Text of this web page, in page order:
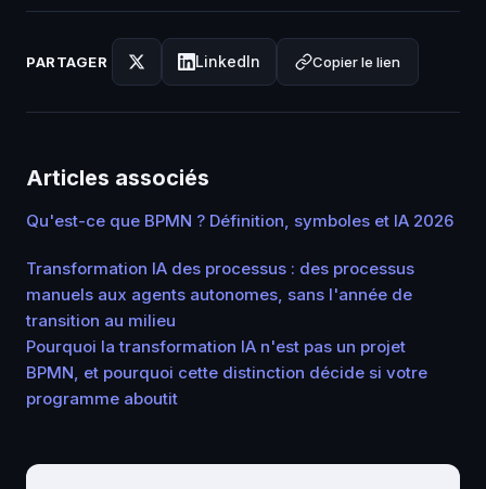
PARTAGER LinkedIn Copier le lien
Articles associés
Qu'est-ce que BPMN ? Définition, symboles et IA 2026
Transformation IA des processus : des processus
manuels aux agents autonomes, sans l'année de
transition au milieu
Pourquoi la transformation IA n'est pas un projet
BPMN, et pourquoi cette distinction décide si votre
programme aboutit